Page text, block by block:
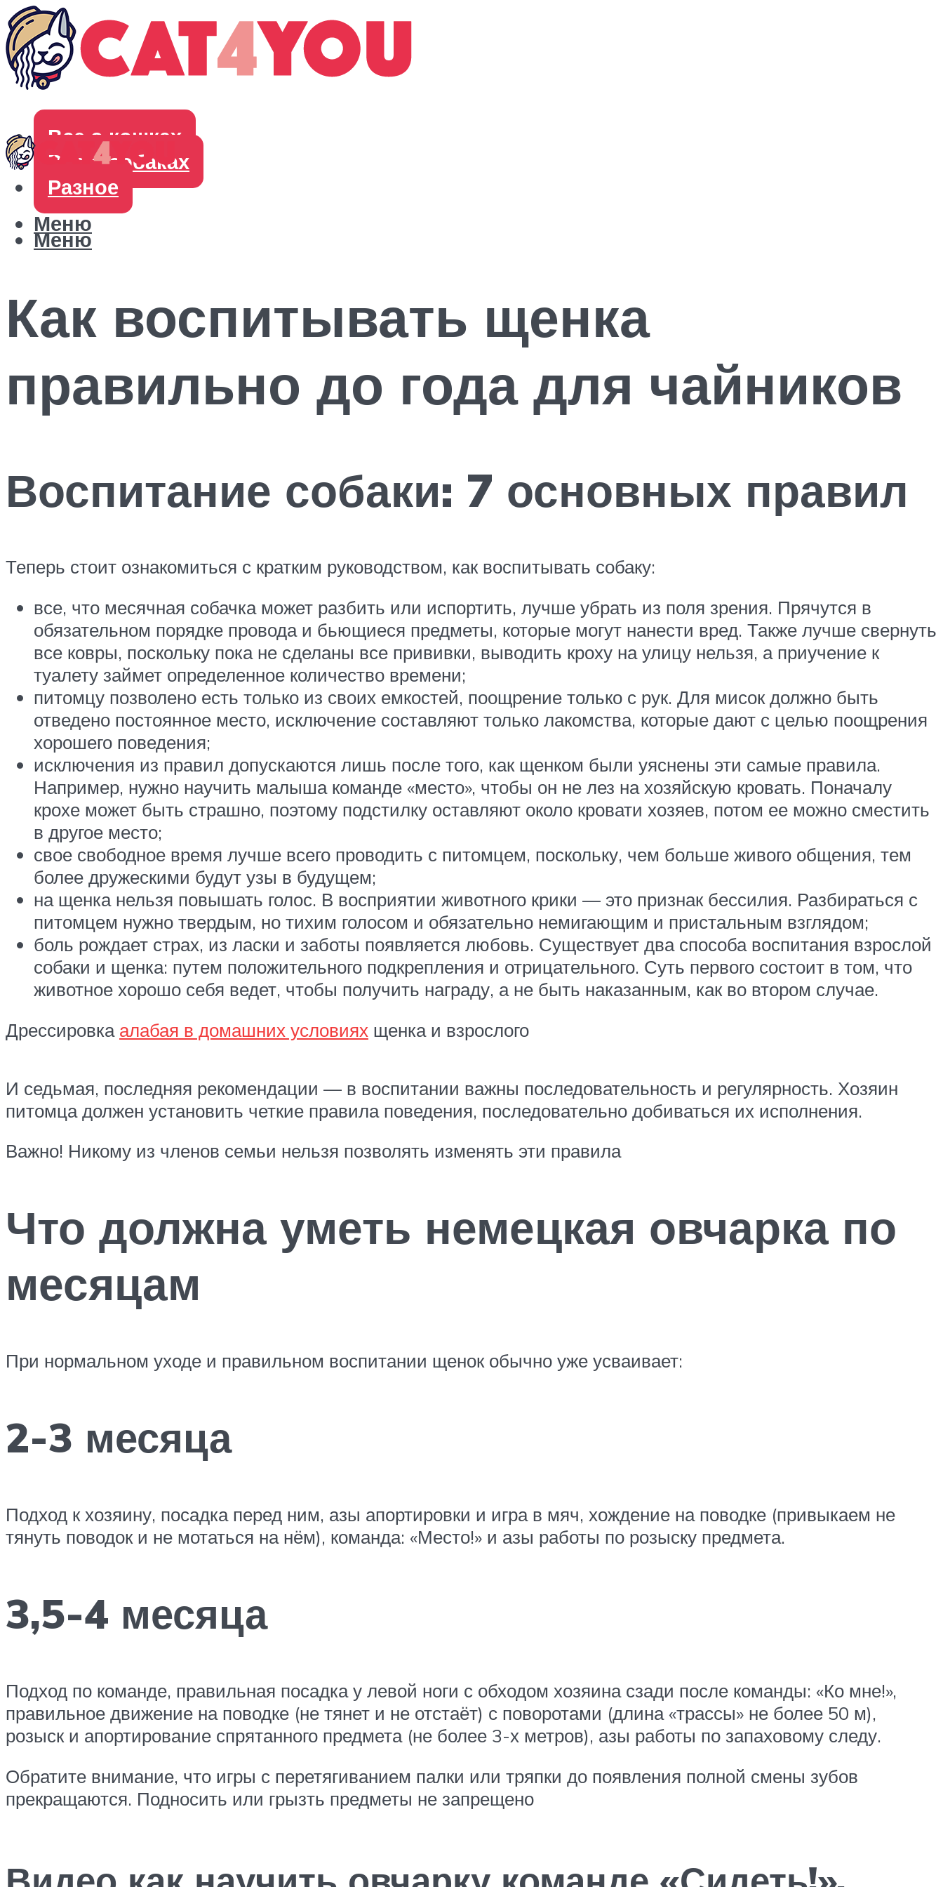
Все о кошках
Все о собаках
Разное
Меню
Меню
Как воспитывать щенка
правильно до года для чайников
Воспитание собаки: 7 основных правил
Теперь стоит ознакомиться с кратким руководством, как воспитывать собаку:
все, что месячная собачка может разбить или испортить, лучше убрать из поля зрения. Прячутся в
обязательном порядке провода и бьющиеся предметы, которые могут нанести вред. Также лучше свернуть
все ковры, поскольку пока не сделаны все прививки, выводить кроху на улицу нельзя, а приучение к
туалету займет определенное количество времени;
питомцу позволено есть только из своих емкостей, поощрение только с рук. Для мисок должно быть
отведено постоянное место, исключение составляют только лакомства, которые дают с целью поощрения
хорошего поведения;
исключения из правил допускаются лишь после того, как щенком были уяснены эти самые правила.
Например, нужно научить малыша команде «место», чтобы он не лез на хозяйскую кровать. Поначалу
крохе может быть страшно, поэтому подстилку оставляют около кровати хозяев, потом ее можно сместить
в другое место;
свое свободное время лучше всего проводить с питомцем, поскольку, чем больше живого общения, тем
более дружескими будут узы в будущем;
на щенка нельзя повышать голос. В восприятии животного крики — это признак бессилия. Разбираться с
питомцем нужно твердым, но тихим голосом и обязательно немигающим и пристальным взглядом;
боль рождает страх, из ласки и заботы появляется любовь. Существует два способа воспитания взрослой
собаки и щенка: путем положительного подкрепления и отрицательного. Суть первого состоит в том, что
животное хорошо себя ведет, чтобы получить награду, а не быть наказанным, как во втором случае.
Дрессировка алабая в домашних условиях щенка и взрослого
И седьмая, последняя рекомендации — в воспитании важны последовательность и регулярность. Хозяин
питомца должен установить четкие правила поведения, последовательно добиваться их исполнения.
Важно! Никому из членов семьи нельзя позволять изменять эти правила
Что должна уметь немецкая овчарка по
месяцам
При нормальном уходе и правильном воспитании щенок обычно уже усваивает:
2-3 месяца
Подход к хозяину, посадка перед ним, азы апортировки и игра в мяч, хождение на поводке (привыкаем не
тянуть поводок и не мотаться на нём), команда: «Место!» и азы работы по розыску предмета.
3,5-4 месяца
Подход по команде, правильная посадка у левой ноги с обходом хозяина сзади после команды: «Ко мне!»,
правильное движение на поводке (не тянет и не отстаёт) с поворотами (длина «трассы» не более 50 м),
розыск и апортирование спрятанного предмета (не более 3-х метров), азы работы по запаховому следу.
Обратите внимание, что игры с перетягиванием палки или тряпки до появления полной смены зубов
прекращаются. Подносить или грызть предметы не запрещено